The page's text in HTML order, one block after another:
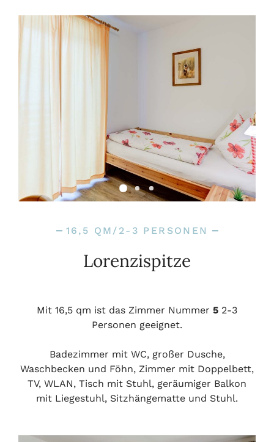
16,5 QM/2-3 PERSONEN
Lorenzispitze
Mit 16,5 qm ist das Zimmer Nummer 5 2-3
Personen geeignet.
Badezimmer mit WC, großer Dusche,
Waschbecken und Föhn, Zimmer mit Doppelbett,
TV, WLAN, Tisch mit Stuhl, geräumiger Balkon
mit Liegestuhl, Sitzhängematte und Stuhl.